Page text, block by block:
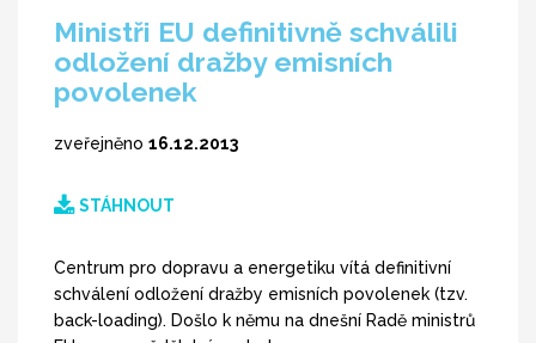
Ministři EU definitivně schválili
odložení dražby emisních
povolenek
zveřejněno 16.12.2013
STÁHNOUT
Centrum pro dopravu a energetiku vítá definitivní
schválení odložení dražby emisních povolenek (tzv.
back-loading). Došlo k němu na dnešní Radě ministrů
Hledaný výraz
VYHLEDAT